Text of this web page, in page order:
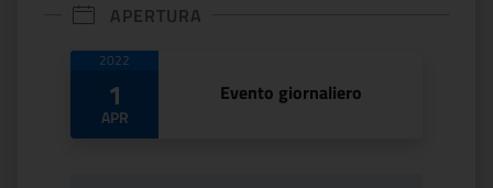
APERTURA
Date di apertura
2022
1
APR
Evento giornaliero